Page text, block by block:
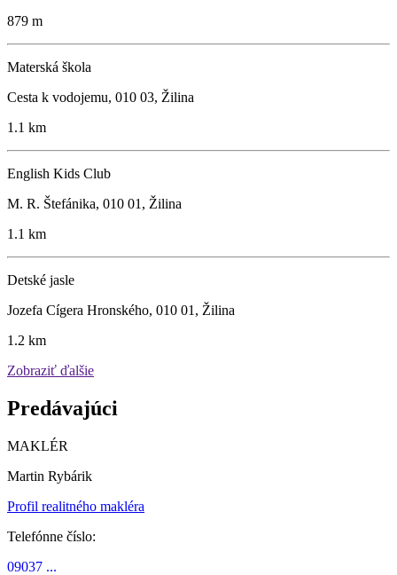
879 m
Materská škola
Cesta k vodojemu, 010 03, Žilina
1.1 km
English Kids Club
M. R. Štefánika, 010 01, Žilina
1.1 km
Detské jasle
Jozefa Cígera Hronského, 010 01, Žilina
1.2 km
Zobraziť ďalšie
Predávajúci
MAKLÉR
Martin Rybárik
Profil realitného makléra
Telefónne číslo:
09037 ...